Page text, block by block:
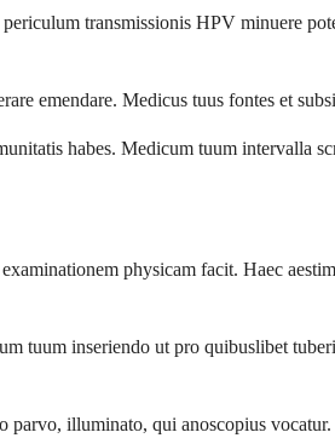
transmissionis HPV minuere
emendare. Medicus tuus fontes et
habes. Medicum tuum intervalla
physicam facit. Haec
tuum inseriendo ut pro quibuslibet
illuminato, qui anoscopius